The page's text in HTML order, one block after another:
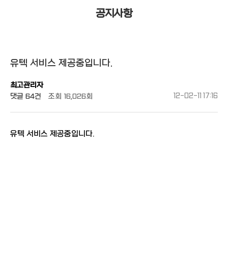
공지사항
유텍 서비스 제공중입니다.
최고관리자
댓글 64건 조회 16,026회 12-02-11 17:16
유텍 서비스 제공중입니다.